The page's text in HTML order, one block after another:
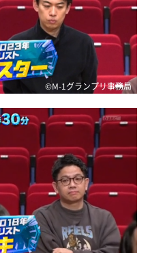
©M-1グランプリ事務局